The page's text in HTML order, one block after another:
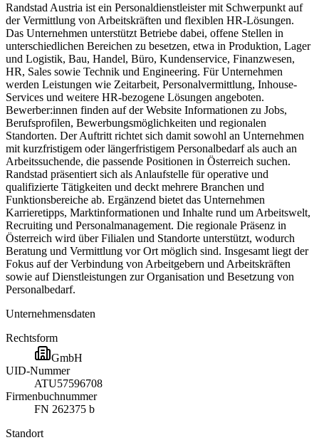
Randstad Austria ist ein Personaldienstleister mit Schwerpunkt auf
der Vermittlung von Arbeitskräften und flexiblen HR-Lösungen.
Das Unternehmen unterstützt Betriebe dabei, offene Stellen in
unterschiedlichen Bereichen zu besetzen, etwa in Produktion, Lager
und Logistik, Bau, Handel, Büro, Kundenservice, Finanzwesen,
HR, Sales sowie Technik und Engineering. Für Unternehmen
werden Leistungen wie Zeitarbeit, Personalvermittlung, Inhouse-
Services und weitere HR-bezogene Lösungen angeboten.
Bewerber:innen finden auf der Website Informationen zu Jobs,
Berufsprofilen, Bewerbungsmöglichkeiten und regionalen
Standorten. Der Auftritt richtet sich damit sowohl an Unternehmen
mit kurzfristigem oder längerfristigem Personalbedarf als auch an
Arbeitssuchende, die passende Positionen in Österreich suchen.
Randstad präsentiert sich als Anlaufstelle für operative und
qualifizierte Tätigkeiten und deckt mehrere Branchen und
Funktionsbereiche ab. Ergänzend bietet das Unternehmen
Karrieretipps, Marktinformationen und Inhalte rund um Arbeitswelt,
Recruiting und Personalmanagement. Die regionale Präsenz in
Österreich wird über Filialen und Standorte unterstützt, wodurch
Beratung und Vermittlung vor Ort möglich sind. Insgesamt liegt der
Fokus auf der Verbindung von Arbeitgebern und Arbeitskräften
sowie auf Dienstleistungen zur Organisation und Besetzung von
Personalbedarf.
Unternehmensdaten
Rechtsform
GmbH
UID-Nummer
ATU57596708
Firmenbuchnummer
FN 262375 b
Standort